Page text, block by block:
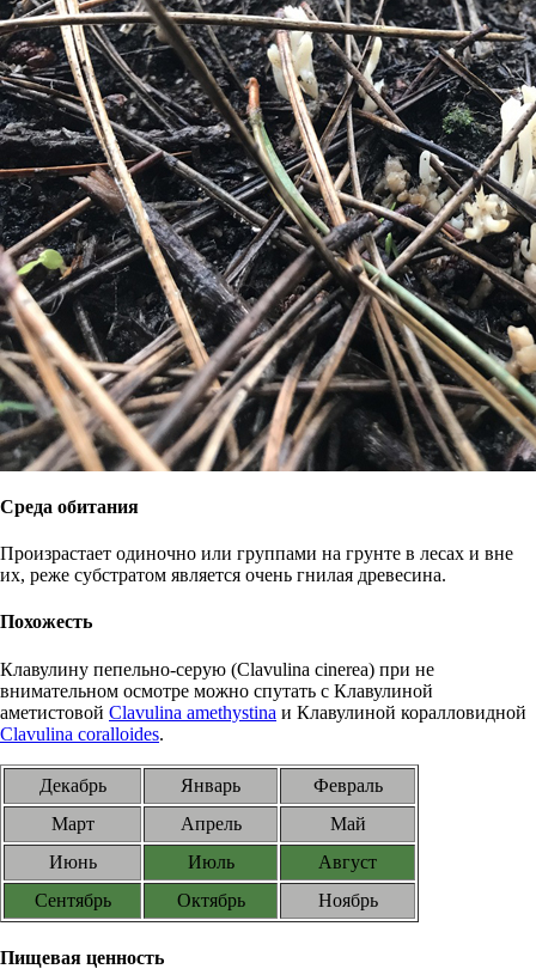
Среда обитания
Произрастает одиночно или группами на грунте в лесах и вне
их, реже субстратом является очень гнилая древесина.
Похожесть
Клавулину пепельно-серую (Clavulina cinerea) при не
внимательном осмотре можно спутать с Клавулиной
аметистовой Clavulina amethystina и Клавулиной коралловидной
Clavulina coralloides.
Декабрь Январь
Февраль
Март
Апрель
Май
Июнь
Июль
Август
Сентябрь
Октябрь Ноябрь
Пищевая ценность